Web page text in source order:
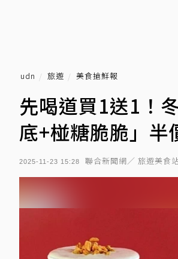
udn 旅遊 美食搶鮮報
先喝道買1送1！
底+椪糖脆脆」半
2025-11-23 15:28 聯合新聞網／ 旅遊美食